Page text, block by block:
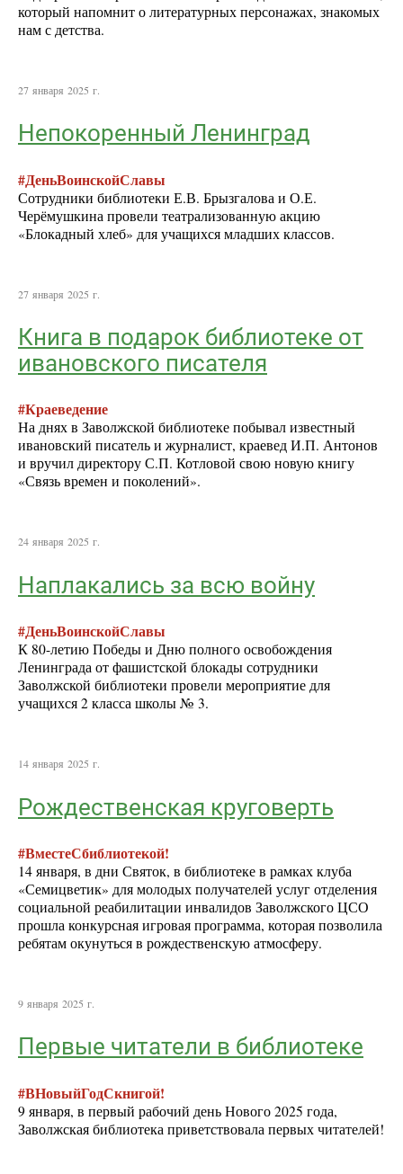
который напомнит о литературных персонажах, знакомых
нам с детства.
27 января 2025 г.
Непокоренный Ленинград
#ДеньВоинскойСлавы
Сотрудники библиотеки Е.В. Брызгалова и О.Е.
Черёмушкина провели театрализованную акцию
«Блокадный хлеб» для учащихся младших классов.
27 января 2025 г.
Книга в подарок библиотеке от
ивановского писателя
#Краеведение
На днях в Заволжской библиотеке побывал известный
ивановский писатель и журналист, краевед И.П. Антонов
и вручил директору С.П. Котловой свою новую книгу
«Связь времен и поколений».
24 января 2025 г.
Наплакались за всю войну
#ДеньВоинскойСлавы
К 80-летию Победы и Дню полного освобождения
Ленинграда от фашистской блокады сотрудники
Заволжской библиотеки провели мероприятие для
учащихся 2 класса школы № 3.
14 января 2025 г.
Рождественская круговерть
#ВместеСбиблиотекой!
14 января, в дни Святок, в библиотеке в рамках клуба
«Семицветик» для молодых получателей услуг отделения
социальной реабилитации инвалидов Заволжского ЦСО
прошла конкурсная игровая программа, которая позволила
ребятам окунуться в рождественскую атмосферу.
9 января 2025 г.
Первые читатели в библиотеке
#ВНовыйГодСкнигой!
9 января, в первый рабочий день Нового 2025 года,
Заволжская библиотека приветствовала первых читателей!